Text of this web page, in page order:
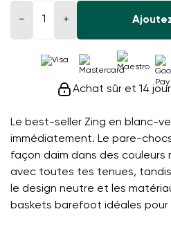
Le best-seller Zing en blanc-
immédiatement. Le pare-
façon daim dans des couleurs
avec toutes tes tenues,
le design neutre et les
baskets barefoot idéales pour
− +
Achat sûr et 14